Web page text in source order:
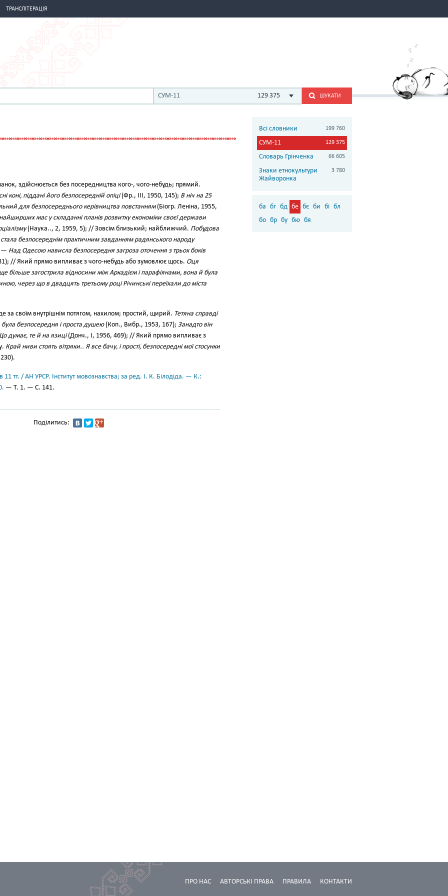
ТРАНСЛІТЕРАЦІЯ
СУМ-11 129 375 ШУКАТИ
здійснюється без посередництва кого-, чого-небудь; прямий.
коні, піддані його безпосередній опіці(Фр., III, 1950, 145); В ніч на 25
для безпосереднього керівництва повстанням(Біогр. Леніна, 1955,
мас у складанні планів розвитку економіки своєї держави
(Наука.., 2, 1959, 5); // Зовсім близький; найближчий. Побудова
стала безпосереднім практичним завданням радянського народу
— Над Одесою нависла безпосередня загроза оточення з трьох боків
// Який прямо випливає з чого-небудь або зумовлює щось. Оця
більше загострила відносини між Аркадієм і парафіянами, вона й була
через що в двадцять третьому році Річинські переїхали до міста
за своїм внутрішнім потягом, нахилом; простий, щирий. Тетяна справді
безпосередня і проста душею(Коп., Вибр., 1953, 167); Занадто він
думає, те й на язиці(Донч., І, 1956, 469); // Який прямо випливає з
Край ниви стоять вітряки.. Я все бачу, і прості, безпосередні мої стосунки
11 тт. / АН УРСР. Інститут мовознавства; за ред. І. К. Білодіда. — К.:
— Т. 1. — С. 141.
Поділитись:
Всі словники 199 760
СУМ-11 129 375
Словарь Грінченка 66 605
Знаки етнокультури
Жайворонка
3 780
ба бг бд бе бє би бі бл
бо бр бу бю бя
КОНТАКТИ
ПРАВИЛА
АВТОРСЬКІ ПРАВА
ПРО НАС